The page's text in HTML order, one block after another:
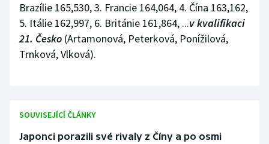
Sportovní střelba
Stolní tenis
Vodní slalom
Brazílie 165,530, 3. Francie 164,064, 4. Čína 163,162,
5. Itálie 162,997, 6. Británie 161,864, ...v kvalifikaci
21. Česko (Artamonová, Peterková, Ponížilová,
Trnková, Vlková).
SOUVISEJÍCÍ ČLÁNKY
Japonci porazili své rivaly z Číny a po osmi